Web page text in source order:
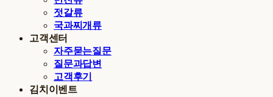
젓갈류
국과찌개류
고객센터
자주묻는질문
질문과답변
고객후기
김치이벤트